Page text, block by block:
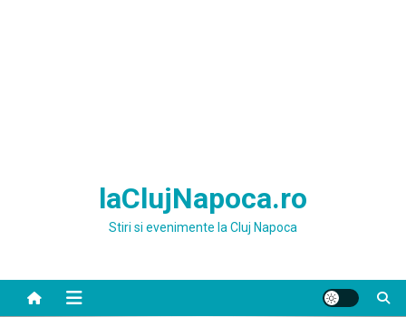
laClujNapoca.ro
Stiri si evenimente la Cluj Napoca